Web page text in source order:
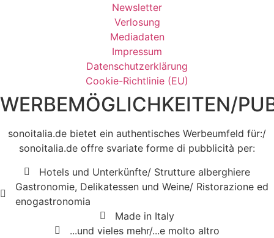
Newsletter
Verlosung
Mediadaten
Impressum
Datenschutzerklärung
Cookie-Richtlinie (EU)
WERBEMÖGLICHKEITEN/
sonoitalia.de bietet ein authentisches Werbeumfeld für:/
sonoitalia.de offre svariate forme di pubblicità per:
Hotels und Unterkünfte/ Strutture alberghiere
Gastronomie, Delikatessen und Weine/ Ristorazione ed
enogastronomia
Made in Italy
...und vieles mehr/...e molto altro